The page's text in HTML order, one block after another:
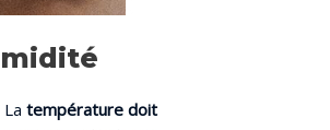
température doit